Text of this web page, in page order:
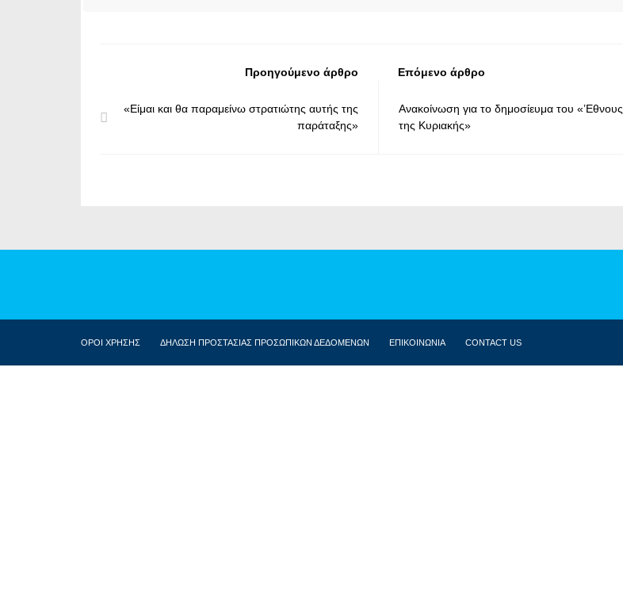
Προηγούμενο άρθρο
«Είμαι και θα παραμείνω στρατιώτης αυτής της
παράταξης»
Επόμενο άρθρο
Ανακοίνωση για το δημοσίευμα του «’Εθνους
της Κυριακής»
ΟΡΟΙ ΧΡΗΣΗΣ ΔΗΛΩΣΗ ΠΡΟΣΤΑΣΙΑΣ ΠΡΟΣΩΠΙΚΩΝ ΔΕΔΟΜΕΝΩΝ ΕΠΙΚΟΙΝΩΝΙΑ CONTACT US